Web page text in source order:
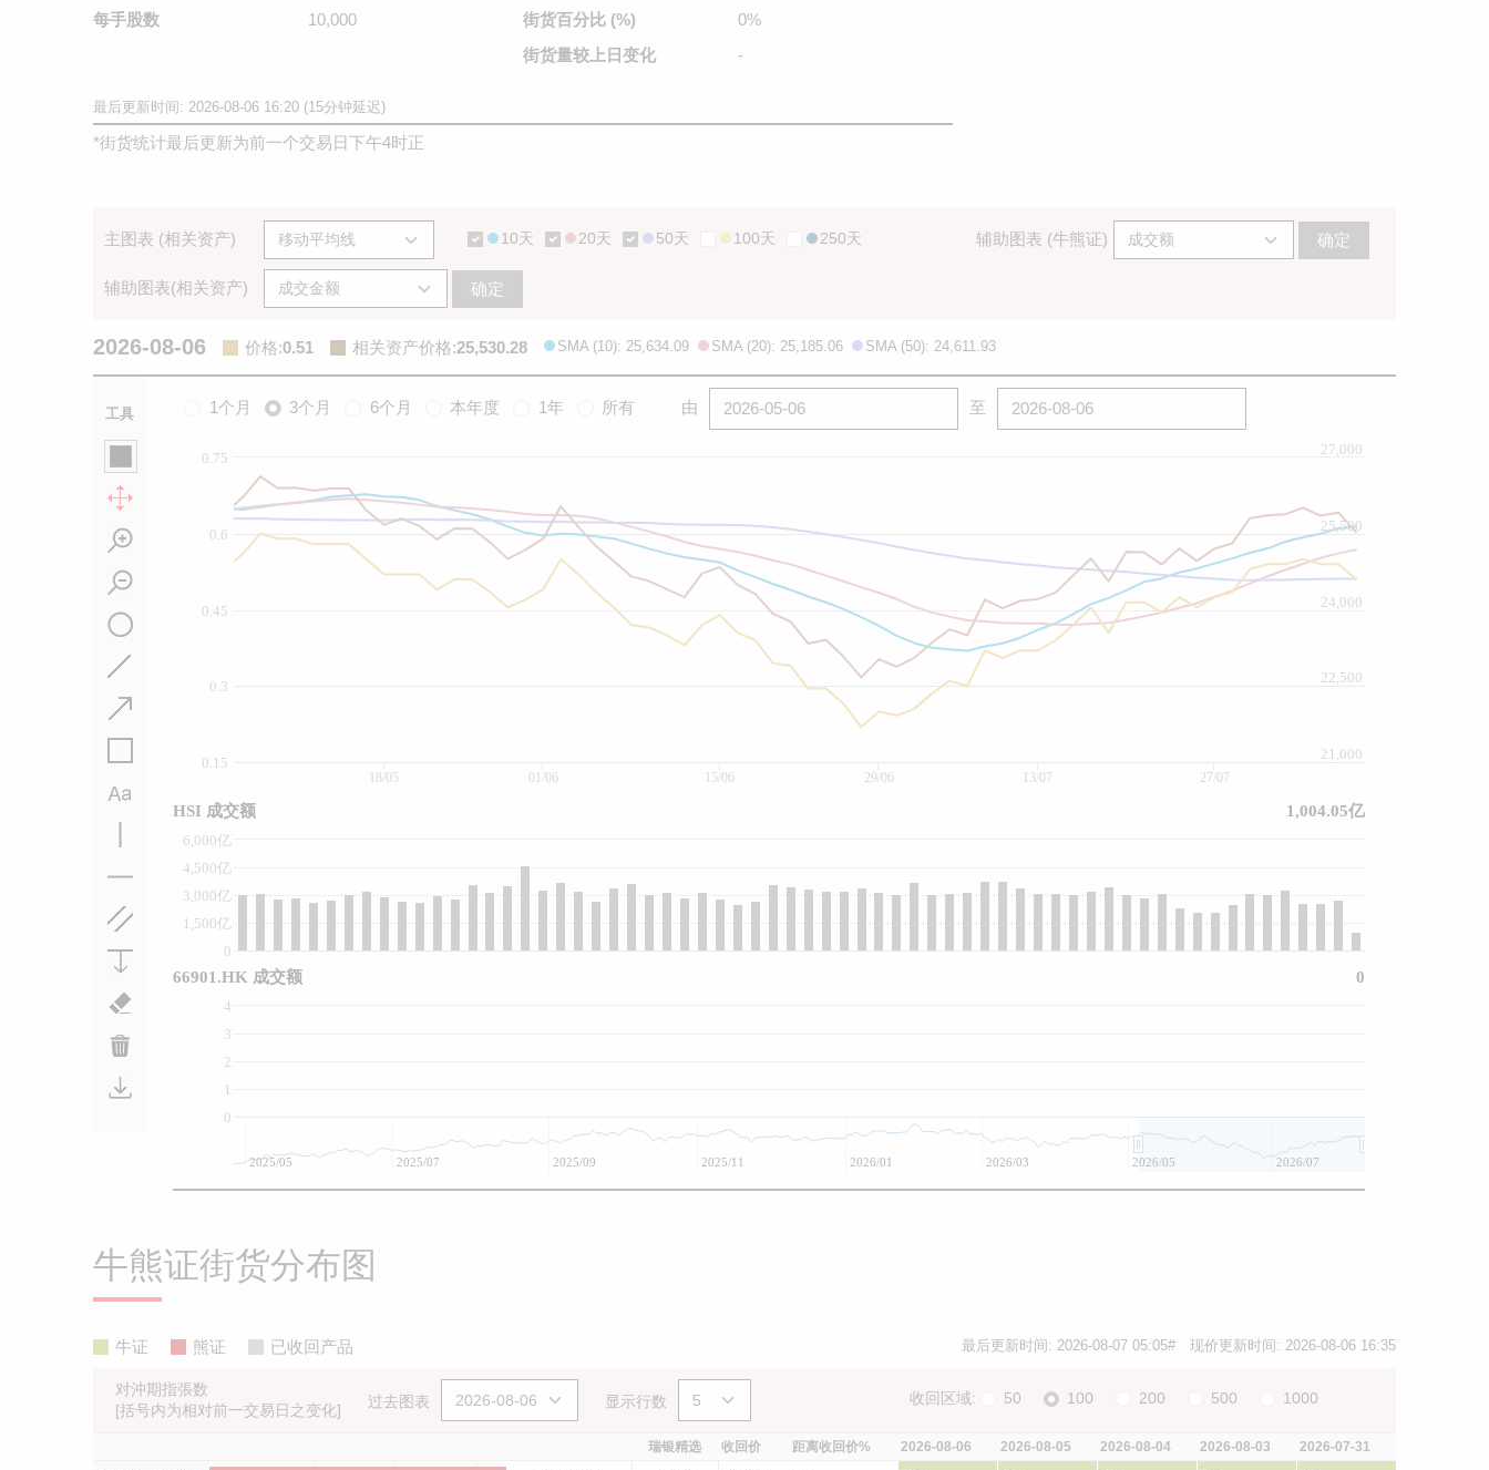
每手股数
10,000
街货百分比 (%)
0%
街货量较 上日变化 -
最后更新时间: 2026-08-06 16:20 (15分钟延迟)
*街货统计最后更新为前一个交易日下午4时正
主图表 (相关资产) 10天 20天 50天 100天 250天 辅助图表 (牛熊证) 确定
辅助图表(相关资产) 确定
2026-08-06 价格:0.51 相关资产价格:25,530.28 SMA (10): 25,634.09 SMA (20): 25,185.06 SMA (50): 24,611.93
工具 1个月 3个月 6个月 本年度 1年 所有 由 至
0.6
0.15
0.3
0.45
0.75
22,500
21,000
24,000
25,500
27,000
0
1,500亿
3,000亿
4,500亿
6,000亿
0
1
2
3
4
18/05 01/06 15/06 29/06 13/07 27/07
2025/05 2025/07 2025/09 2025/11 2026/01 2026/03 2026/05 2026/07
HSI 成交额 1,004.05亿
66901.HK 成交额 0
牛熊证街货分布图
牛证 熊证 已收回产品 最后更新时间: 2026-08-07 05:05# 现价更新时间: 2026-08-06 16:35
对沖期指張数
[括号内为相对前一交易日之变化]
过去图表 显示行数 收回区域: 50 100 200 500 1000
瑞银精选 收回价 距离收回价% 2026-08-06 2026-08-05 2026-08-04 2026-08-03 2026-07-31